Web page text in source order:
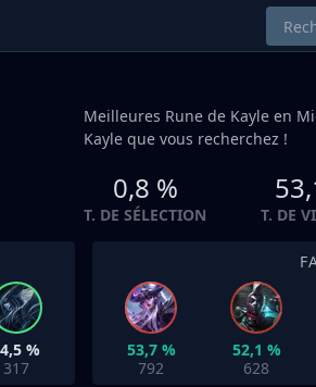
Meilleures Rune de Kayle en
Kayle que vous recherchez !
0,8 %
T. DE SÉLECTION T. DE
%
317
53,7 %
792
52,1 %
628